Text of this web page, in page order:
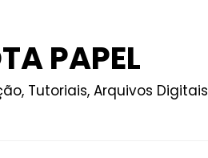
PAPEL
Tutoriais, Arquivos Digitais